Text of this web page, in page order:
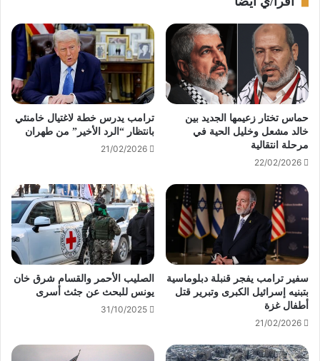
حماس تختار زعيمها الجديد بين
خالد مشعل وخليل الحية في
مرحلة انتقالية
22/02/2026
ترامب يدرس خطة لاغتيال خامنئي
بانتظار “الرد الأخير” من طهران
21/02/2026
سفير ترامب يفجر قنبلة دبلوماسية
بتبنيه إسرائيل الكبرى وتبرير قتل
أطفال غزة
21/02/2026
الصليب الأحمر والقسام شرق خان
يونس للبحث عن جثث أسرى
31/10/2025